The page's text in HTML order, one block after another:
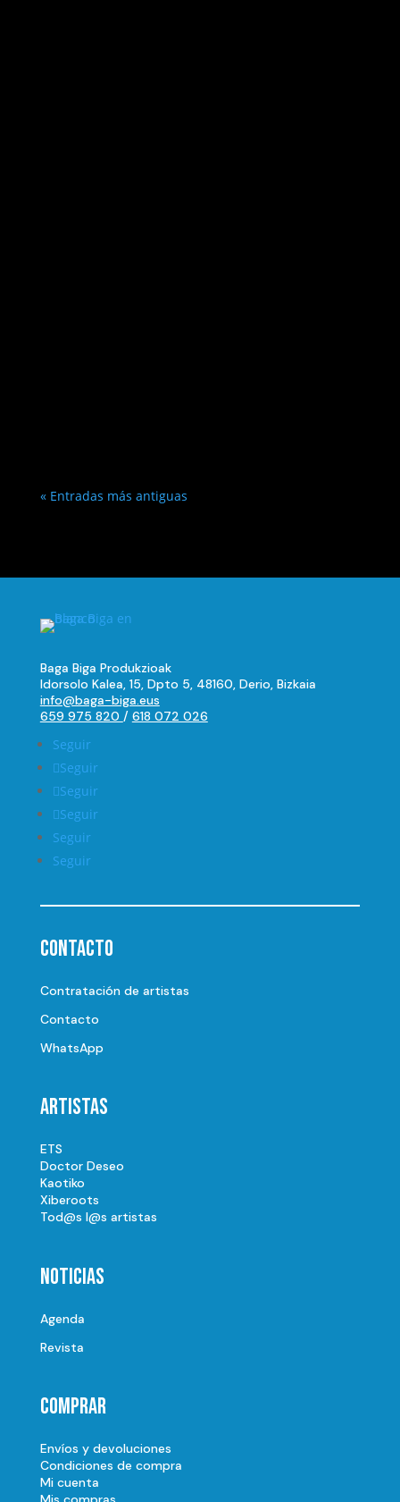
« Entradas más antiguas
Baga Biga Produkzioak
Idorsolo Kalea, 15, Dpto 5, 48160, Derio, Bizkaia
info@baga-biga.eus
659 975 820 / 618 072 026
Seguir
Seguir
Seguir
Seguir
Seguir
Seguir
Contacto
Contratación de artistas
Contacto
WhatsApp
Artistas
ETS
Doctor Deseo
Kaotiko
Xiberoots
Tod@s l@s artistas
Noticias
Agenda
Revista
Comprar
Envíos y devoluciones
Condiciones de compra
Mi cuenta